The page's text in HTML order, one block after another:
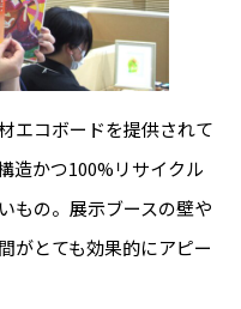
エコボードを提供されて
造かつ100%リサイクル
もの。展示ブースの壁や
がとても効果的にアピー